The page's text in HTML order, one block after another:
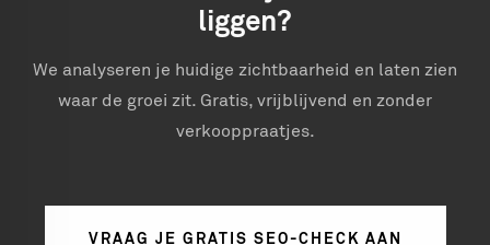
liggen?
We analyseren je huidige zichtbaarheid en laten zien
waar de groei zit. Gratis, vrijblijvend en zonder
verkooppraatjes.
VRAAG JE GRATIS SEO-CHECK AAN